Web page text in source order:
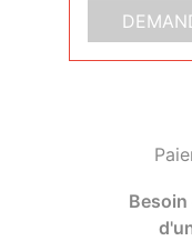
Besoin